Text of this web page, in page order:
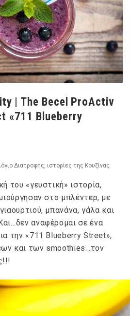
| The Becel ProActiv
«711 Blueberry
Διατροφής ιστορίες της Κουζίνας
του «γευστική» ιστορία,
στο μπλέντερ, με
μπανάνα, γάλα και
αναφέρομαι σε ένα
την «711 Blueberry Street»,
και των smoothies…τον